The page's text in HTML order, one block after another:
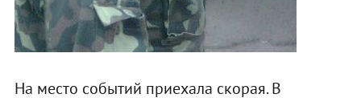
На место событий приехала скорая. В